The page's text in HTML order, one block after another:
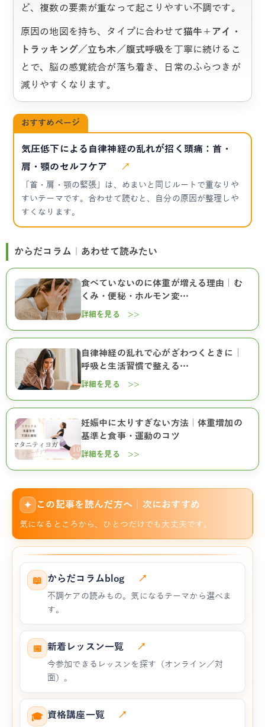
ど、複数の要素が重なって起こりやすい不調です。
原因の地図を持ち、タイプに合わせて猫牛＋アイ・
トラッキング／立ち木／腹式呼吸を丁寧に続けるこ
とで、脳の感覚統合が落ち着き、日常のふらつきが
減りやすくなります。
おすすめページ
気圧低下による自律神経の乱れが招く頭痛：首・
肩・顎のセルフケア
↗
「首・肩・顎の緊張」は、めまいと同じルートで重なりや
すいテーマです。合わせて読むと、自分の原因が整理しや
すくなります。
からだコラム｜あわせて読みたい
食べていないのに体重が増える理由｜む
くみ・便秘・ホルモン変…
詳細を見る >>
自律神経の乱れで心がざわつくときに｜
呼吸と生活習慣で整える…
詳細を見る >>
妊娠中に太りすぎない方法｜体重増加の
基準と食事・運動のコツ
詳細を見る >>
✦ この記事を読んだ方へ｜次におすすめ
気になるところから、ひとつだけでも大丈夫です。
📖 からだコラムblog ↗
不調ケアの読みもの。気になるテーマから選べま
す。
📅 新着レッスン一覧 ↗
今参加できるレッスンを探す（オンライン／対
面）。
🎓 資格講座一覧 ↗